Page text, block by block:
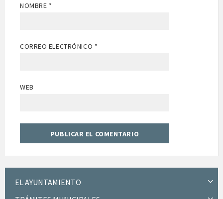
NOMBRE *
CORREO ELECTRÓNICO *
WEB
EL AYUNTAMIENTO